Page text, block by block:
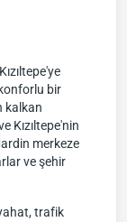
bir
kalkan
Kızıltepe'nin
merkeze
ve şehir
trafik